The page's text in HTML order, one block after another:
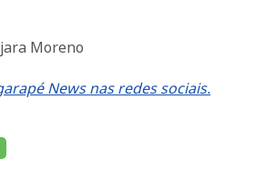
Moreno
News nas redes sociais.